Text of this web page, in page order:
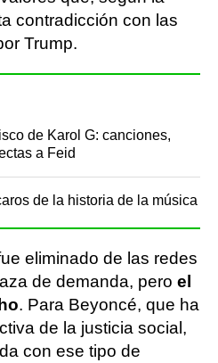
contradicción con las
Trump.
de Karol G: canciones,
a Feid
de la historia de la música
eliminado de las redes
de demanda, pero el
. Para Beyoncé, que ha
de la justicia social,
con ese tipo de